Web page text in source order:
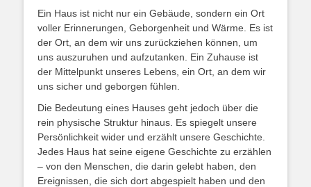
Ein Haus ist nicht nur ein Gebäude, sondern ein Ort
voller Erinnerungen, Geborgenheit und Wärme. Es ist
der Ort, an dem wir uns zurückziehen können, um
uns auszuruhen und aufzutanken. Ein Zuhause ist
der Mittelpunkt unseres Lebens, ein Ort, an dem wir
uns sicher und geborgen fühlen.
Die Bedeutung eines Hauses geht jedoch über die
rein physische Struktur hinaus. Es spiegelt unsere
Persönlichkeit wider und erzählt unsere Geschichte.
Jedes Haus hat seine eigene Geschichte zu erzählen
– von den Menschen, die darin gelebt haben, den
Ereignissen, die sich dort abgespielt haben und den